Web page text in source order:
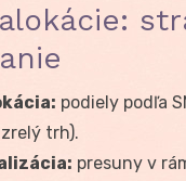
podiely podľa
trh).
presuny v